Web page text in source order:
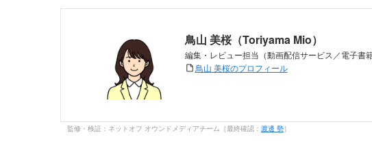
鳥山 美桜（Toriyama Mio）
編集・レビュー担当（動画配信サービス／電子書籍
鳥山 美桜のプロフィール
監修・検証：ネットオフ オウンドメディアチーム［最終確認： 渡邊 勢］